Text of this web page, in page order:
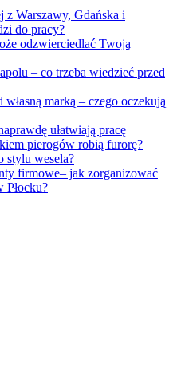
z Warszawy, Gdańska i
do pracy?
odzwierciedlać Twoją
– co trzeba wiedzieć przed
marką – czego oczekują
ułatwiają pracę
pierogów robią furorę?
stylu wesela?
firmowe– jak zorganizować
Płocku?